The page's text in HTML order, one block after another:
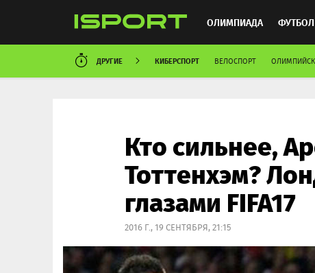
ОЛИМПИАДА ФУТБОЛ
ХОККЕЙ ММА
ДРУГИЕ КИБЕРСПОРТ ВЕЛОСПОРТ
Кто сильнее,
Тоттенхэм?
глазами FIFA17
2016 Г., 19 СЕНТЯБРЯ, 21:15